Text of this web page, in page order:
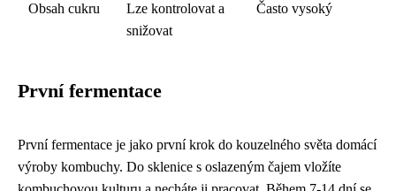
Obsah cukru
Lze kontrolovat a
snižovat
Často vysoký
První fermentace
První fermentace je jako první krok do kouzelného světa domácí
výroby kombuchy. Do sklenice s oslazeným čajem vložíte